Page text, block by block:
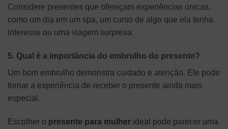
Considere presentes que ofereçam experiências únicas,
como um dia em um spa, um curso de algo que ela tenha
interesse ou uma viagem surpresa.
5. Qual é a importância do embrulho do presente?
Um bom embrulho demonstra cuidado e atenção. Ele pode
tornar a experiência de receber o presente ainda mais
especial.
Escolher o presente para mulher ideal pode parecer uma